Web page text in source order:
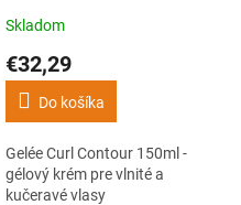
krém pre vlnité a kučeravé
Skladom
€32,29
Do košíka
Gelée Curl Contour 150ml -
gélový krém pre vlnité a
kučeravé vlasy